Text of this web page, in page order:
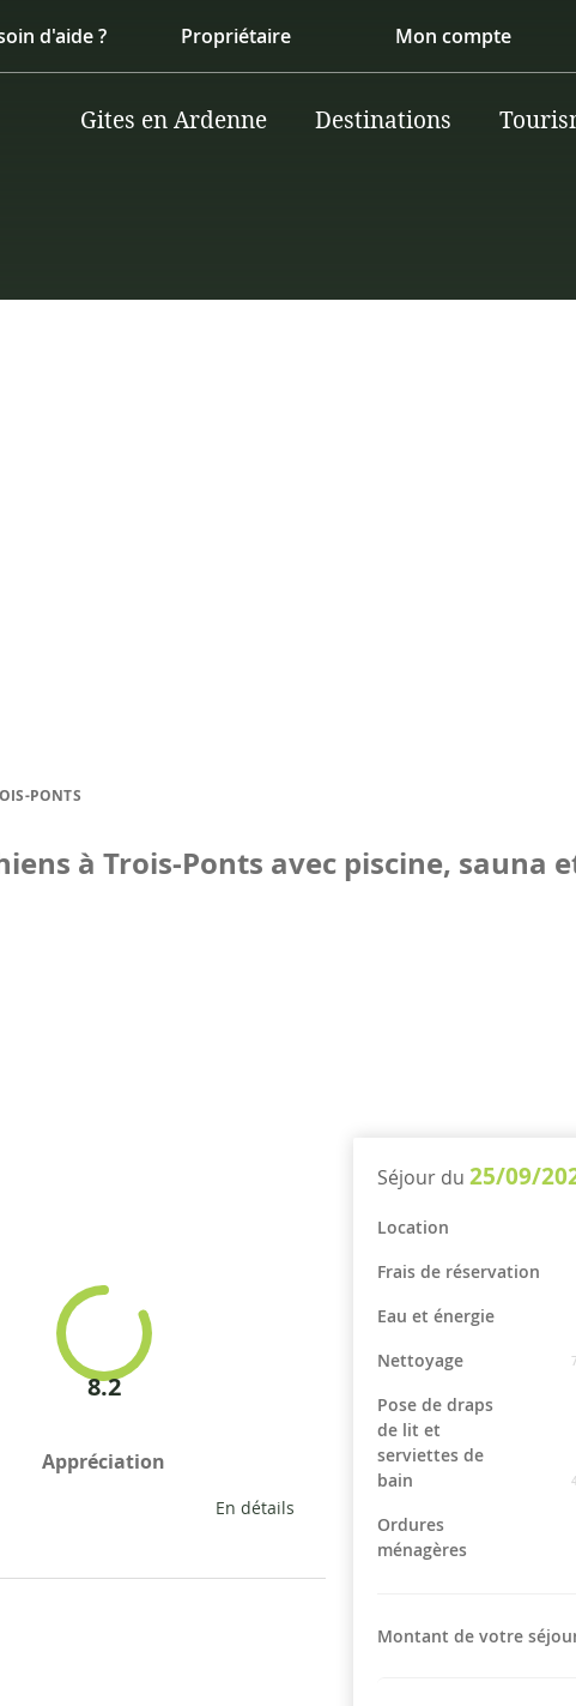
d'aide ? Propriétaire Mon compte
Gites en Ardenne Destinations
PONTS
à Trois-Ponts avec piscine, sauna
8.2
Appréciation
En détails
Séjour du 25/09/
Location
Frais de réservation
Eau et énergie
Nettoyage
Pose de draps
de lit et
serviettes de
bain
Ordures
ménagères
Montant de votre